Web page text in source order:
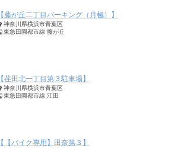
【藤が丘二丁目パーキング（月極）】
神奈川県横浜市青葉区
東急田園都市線 藤が丘
【荏田北一丁目第３駐車場】
神奈川県横浜市青葉区
東急田園都市線 江田
【【バイク専用】田奈第３】